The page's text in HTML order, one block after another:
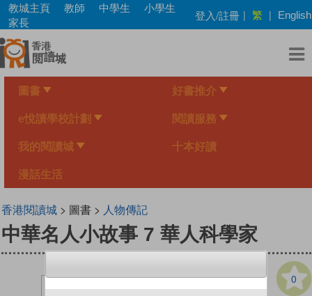
Skip
main
content
教城主頁 教師 中學生
小學生
家長
登入/註冊 | 繁 | English
圖書 好書推介
e悅讀學校計劃 閱讀服務
我的閱讀城 十本好讀
漫話生活
香港閱讀城> 圖書 > 人物傳記
中華名人小故事 7 華人科學家
0